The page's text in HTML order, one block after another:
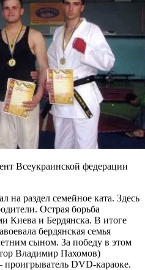
Всеукраинской федерации
раздел семейное ката. Здесь
Острая борьба
Киева и Бердянска. В итоге
бердянская семья
сыном. За победу в этом
Владимир Пахомов)
DVD-караоке.